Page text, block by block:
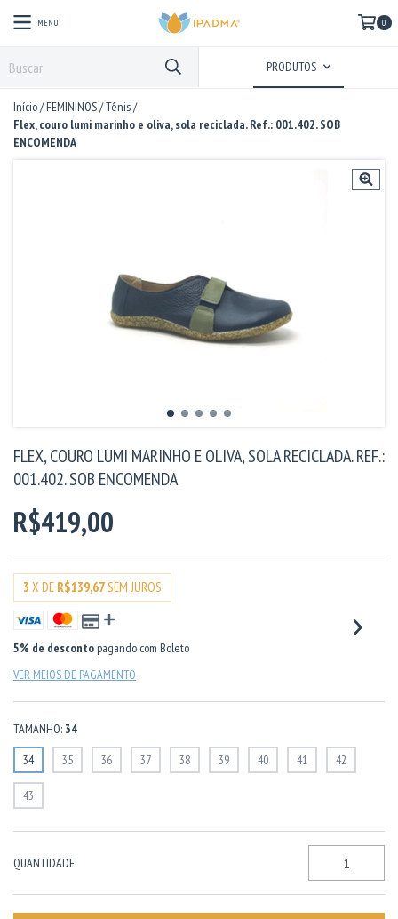
MENU 0
PRODUTOS
Início/FEMININOS/Tênis/
Flex, couro lumi marinho e oliva, sola reciclada. Ref.: 001.402. SOB
ENCOMENDA
FLEX, COURO LUMI MARINHO E OLIVA, SOLA RECICLADA. REF.:
001.402. SOB ENCOMENDA
R$419,00
3 X DE R$139,67SEM JUROS
5% de descontopagando com Boleto
VER MEIOS DE PAGAMENTO
TAMANHO: 34
34
35 36 37 38 39 40 41 42
43
QUANTIDADE